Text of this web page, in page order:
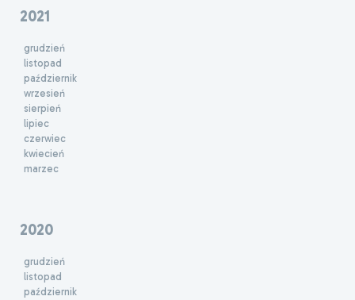
2021
grudzień
listopad
październik
wrzesień
sierpień
lipiec
czerwiec
kwiecień
marzec
2020
grudzień
listopad
październik